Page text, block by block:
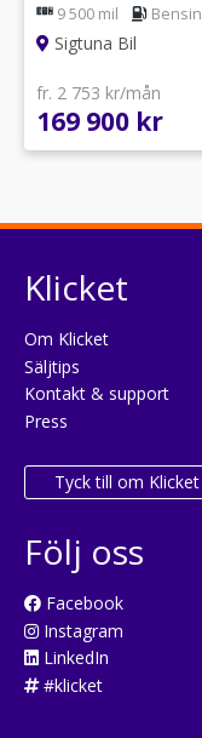
9 500 mil Bensin
Sigtuna Bil
fr. 2 753 kr/mån
169 900 kr
Klicket
Om Klicket
Säljtips
Kontakt & support
Press
Tyck till om Klicket
Följ oss
Facebook
Instagram
LinkedIn
#klicket